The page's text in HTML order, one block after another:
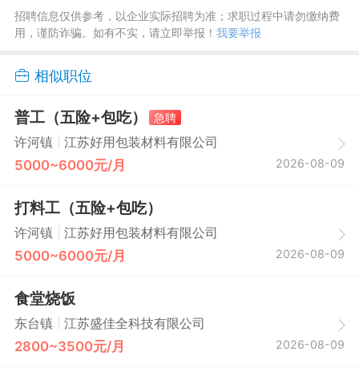
招聘信息仅供参考，以企业实际招聘为准；求职过程中请勿缴纳费
用，谨防诈骗。如有不实，请立即举报！ 我要举报
相似职位
普工（五险+包吃）
急聘
许河镇
江苏好用包装材料有限公司
5000~6000元/月 2026-08-09
打料工（五险+包吃）
许河镇 江苏好用包装材料有限公司
5000~6000元/月 2026-08-09
食堂烧饭
东台镇 江苏盛佳全科技有限公司
2800~3500元/月 2026-08-09